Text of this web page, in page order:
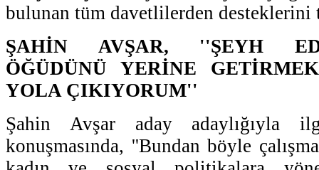
bulunan tüm davetlilerden desteklerini
ŞAHİN AVŞAR, ''ŞEYH
ÖĞÜDÜNÜ YERİNE
YOLA ÇIKIYORUM''
Şahin Avşar aday adaylığıyla
konuşmasında, ''Bundan böyle